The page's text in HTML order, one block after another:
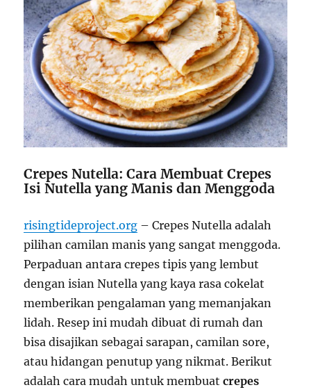
Crepes Nutella: Cara Membuat Crepes
Isi Nutella yang Manis dan Menggoda
risingtideproject.org – Crepes Nutella adalah
pilihan camilan manis yang sangat menggoda.
Perpaduan antara crepes tipis yang lembut
dengan isian Nutella yang kaya rasa cokelat
memberikan pengalaman yang memanjakan
lidah. Resep ini mudah dibuat di rumah dan
bisa disajikan sebagai sarapan, camilan sore,
atau hidangan penutup yang nikmat. Berikut
adalah cara mudah untuk membuatcrepes